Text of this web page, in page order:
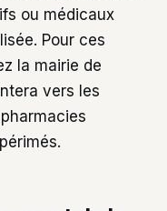
ou médicaux
Pour ces
la mairie de
vers les